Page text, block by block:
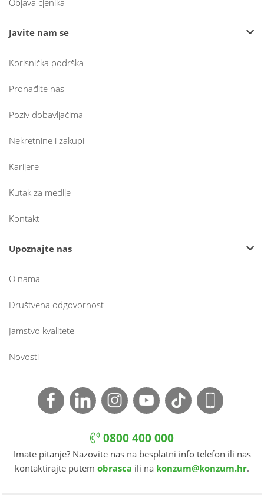
Objava cjenika
Javite nam se
Korisnička podrška
Pronađite nas
Poziv dobavljačima
Nekretnine i zakupi
Karijere
Kutak za medije
Kontakt
Upoznajte nas
O nama
Društvena odgovornost
Jamstvo kvalitete
Novosti
0800 400 000
Imate pitanje? Nazovite nas na besplatni info telefon ili nas
kontaktirajte putem obrasca ili na konzum@konzum.hr.